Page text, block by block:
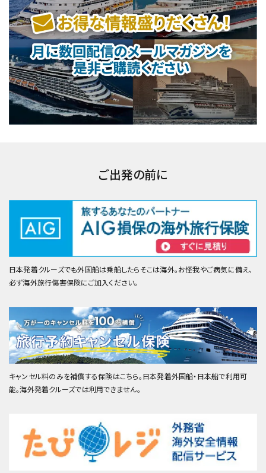
ご出発の前に
日本発着クルーズでも外国船は乗船したらそこは海外。お怪我やご病気に備え、
必ず海外旅行傷害保険にご加入ください。
キャンセル料のみを補償する保険はこちら。日本発着外国船・日本船で利用可
能。海外発着クルーズでは利用できません。